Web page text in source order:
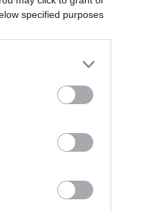
specified purposes